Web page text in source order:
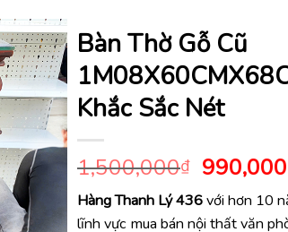
Bàn Thờ Gỗ Cũ
Khắc Sắc Nét
1,500,000₫ Giá
gốc
là:
990,000
Hàng Thanh Lý 436với hơn 10
lĩnh vực mua bán nội thất văn